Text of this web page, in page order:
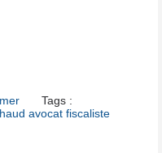
Tags :
avocat fiscaliste